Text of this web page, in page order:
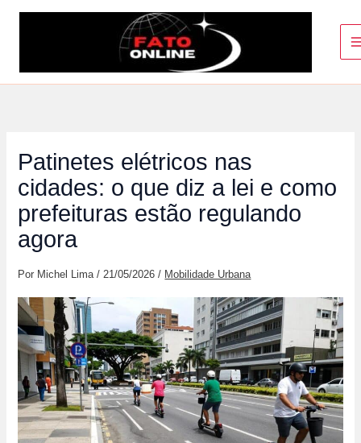
conteúdo
Patinetes elétricos nas
cidades: o que diz a lei e como
prefeituras estão regulando
agora
Por Michel Lima/21/05/2026/ Mobilidade Urbana